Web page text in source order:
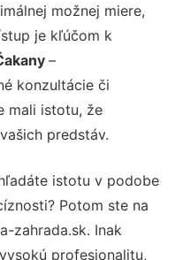
možnej miere,
je kľúčom k
–
konzultácie či
mali istotu, že
predstáv.
istotu v podobe
Potom ste na
zahrada.sk. Inak
profesionalitu,